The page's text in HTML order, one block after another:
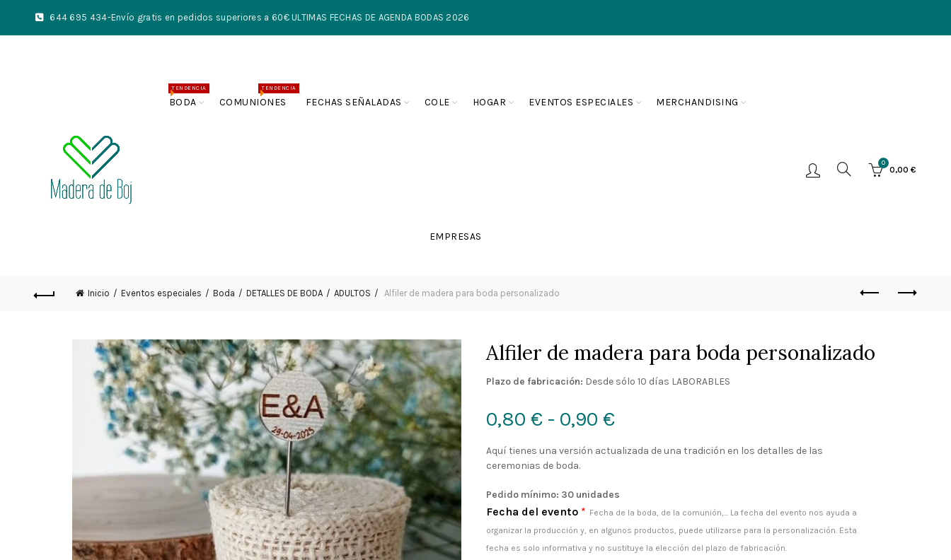
644 695 434-Envío gratis en pedidos superiores a 60€ ULTIMAS FECHAS DE AGENDA BODAS 2026
BODA
TENDENCIA
COMUNIONES
TENDENCIA
FECHAS SEÑALADAS COLE HOGAR EVENTOS ESPECIALES MERCHANDISING
EMPRESAS
0
0,00 €
Inicio Eventos especiales Boda DETALLES DE BODA ADULTOS Alfiler de madera para boda personalizado
Alfiler de madera para boda personalizado
Plazo de fabricación: Desde sólo 10 días LABORABLES
0,80 € - 0,90 €Rango
de
desde
0,80 €
Aquí tienes una versión actualizada de una tradición en los detalles de las
ceremonias de boda.
Pedido mínimo: 30 unidades
Fecha del evento * Fecha de la boda, de la comunión,... La fecha del evento nos ayuda a
organizar la producción y, en algunos productos, puede utilizarse para la personalización. Esta
fecha es solo informativa y no sustituye la elección del plazo de fabricación.